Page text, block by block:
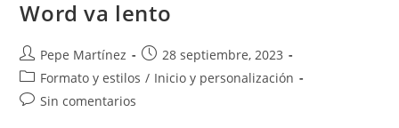
Word va lento
Autor
de
la
entrada:
Pepe Martínez
Publicación
de
28 septiembre, 2023
Categoría
de
Formato y estilos / Inicio y personalización
Comentarios
Sin comentarios